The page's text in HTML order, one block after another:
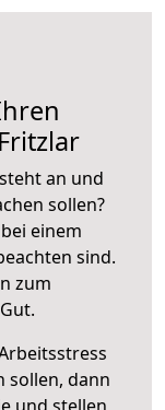
an und
sollen?
einem
sind.
zum
sollen, dann